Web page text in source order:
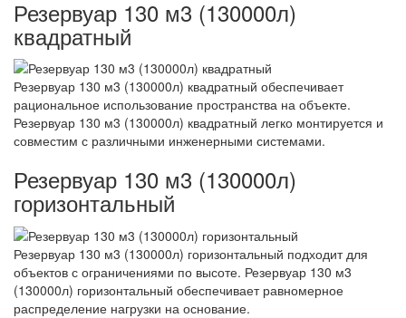
Резервуар 130 м3 (130000л)
квадратный
Резервуар 130 м3 (130000л) квадратный обеспечивает
рациональное использование пространства на объекте.
Резервуар 130 м3 (130000л) квадратный легко монтируется и
совместим с различными инженерными системами.
Резервуар 130 м3 (130000л)
горизонтальный
Резервуар 130 м3 (130000л) горизонтальный подходит для
объектов с ограничениями по высоте. Резервуар 130 м3
(130000л) горизонтальный обеспечивает равномерное
распределение нагрузки на основание.